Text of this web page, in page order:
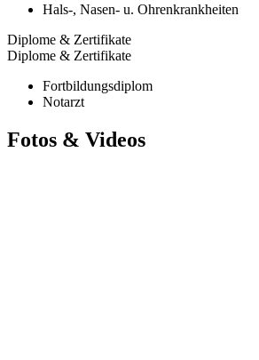
Hals-, Nasen- u. Ohrenkrankheiten
Diplome & Zertifikate
Diplome & Zertifikate
Fortbildungsdiplom
Notarzt
Fotos & Videos